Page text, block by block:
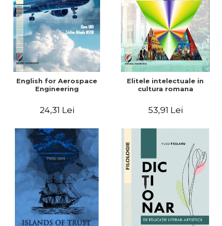
English for Aerospace
Engineering
24,31 Lei
Elitele intelectuale in
cultura romana
53,91 Lei